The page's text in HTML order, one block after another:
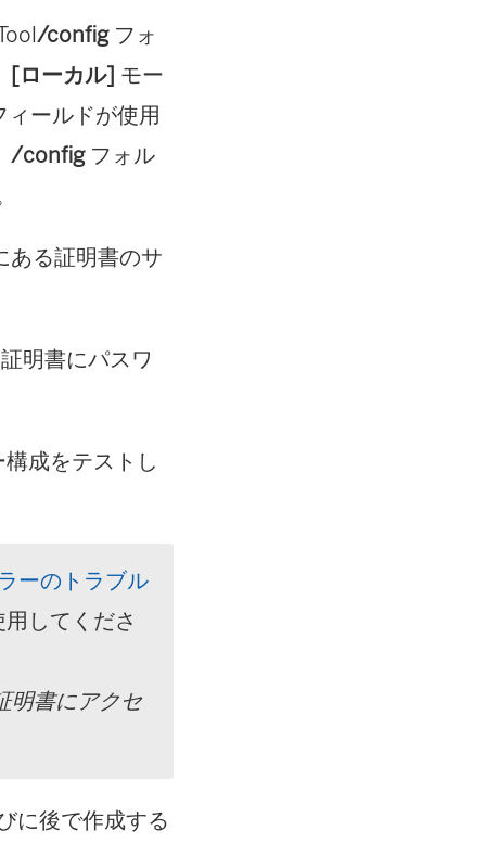
/configフォ
[ローカル] モー
ールドが使用
/configフォル
る証明書のサ
明書にパスワ
成をテストし
ーのトラブル
してくださ
書にアクセ
に後で作成する